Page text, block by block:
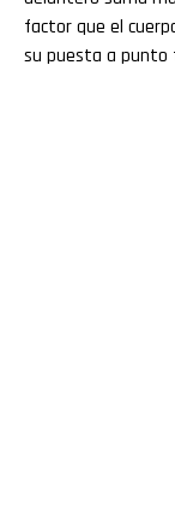
factor que el
su puesta a punto